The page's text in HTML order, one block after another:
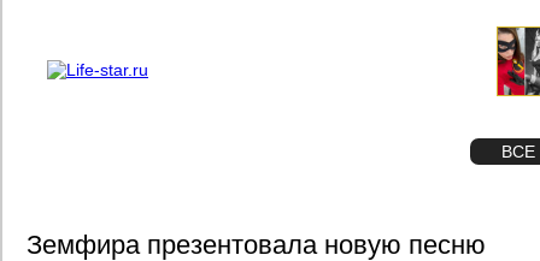
ВСЕ
Земфира презентовала новую песню